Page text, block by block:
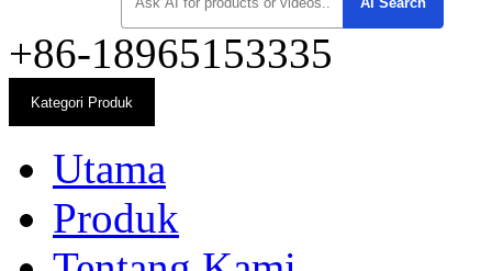
+86-18965153335
Kategori Produk
Utama
Produk